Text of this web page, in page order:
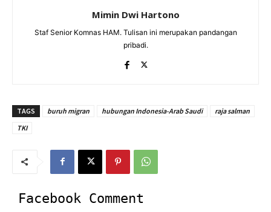
Mimin Dwi Hartono
Staf Senior Komnas HAM. Tulisan ini merupakan pandangan
pribadi.
TAGS buruh migran hubungan Indonesia-Arab Saudi
raja salman
TKI
Facebook Comment